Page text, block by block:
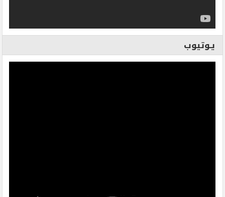
يـوتيوب